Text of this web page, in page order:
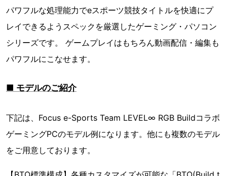
パワフルな処理能力でeスポーツ競技タイトルを快適にプ
レイできるようスペックを厳選したゲーミング・パソコン
シリーズです。 ゲームプレイはもちろん動画配信・編集も
パワフルにこなせます。
■ モデルのご紹介
下記は、Focus e-Sports Team LEVEL∞ RGB Buildコラボ
ゲーミングPCのモデル例になります。他にも複数のモデル
をご用意しております。